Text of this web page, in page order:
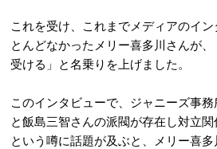
これを受け、これまでメディアのイ
とんどなかったメリー喜多川さんが
受ける」と名乗りを上げました。
このインタビューで、ジャニーズ事
と飯島三智さんの派閥が存在し対立
という噂に話題が及ぶと、メリー喜